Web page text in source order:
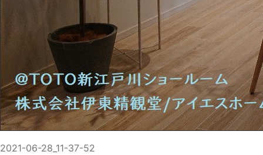
2021-06-28_11-37-52